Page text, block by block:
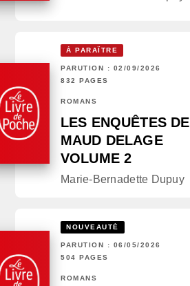
À PARAÎTRE
PARUTION : 02/09/2026
832 PAGES
ROMANS
LES ENQUÊTES DE
MAUD DELAGE
VOLUME 2
Marie-Bernadette Dupuy
NOUVEAUTÉ
PARUTION : 06/05/2026
504 PAGES
ROMANS